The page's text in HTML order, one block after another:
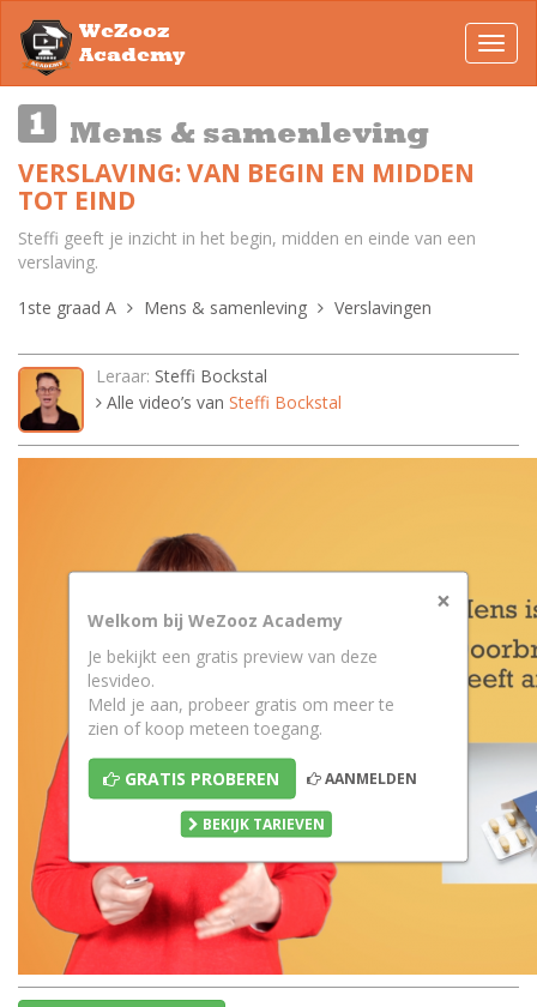
WeZooz
Academy
Mens & samenleving
VERSLAVING: VAN BEGIN EN MIDDEN
TOT EIND
Steffi geeft je inzicht in het begin, midden en einde van een
verslaving.
1ste graad A
Mens & samenleving Verslavingen
Leraar: Steffi Bockstal
Alle video’s van Steffi Bockstal
×
Welkom bij WeZooz Academy
Je bekijkt een gratis preview van deze
lesvideo.
Meld je aan, probeer gratis om meer te
zien of koop meteen toegang.
GRATIS PROBEREN AANMELDEN
BEKIJK TARIEVEN